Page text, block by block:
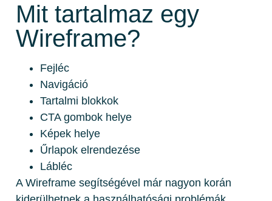
Mit tartalmaz egy
Wireframe?
Fejléc
Navigáció
Tartalmi blokkok
CTA gombok helye
Képek helye
Űrlapok elrendezése
Lábléc
A Wireframe segítségével már nagyon korán